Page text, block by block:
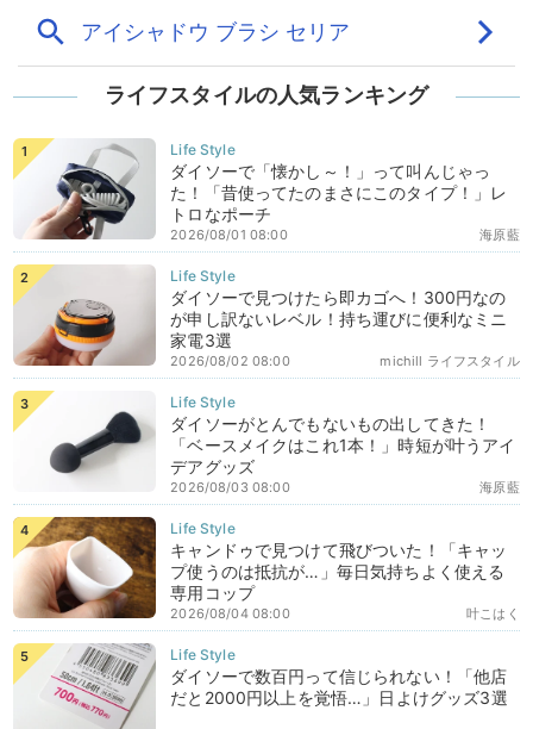
ライフスタイルの人気ランキング
ダイソーで「懐かし～！」って叫んじゃっ
た！「昔使ってたのまさにこのタイプ！」レ
トロなポーチ
海原藍
2026/08/01 08:00
ダイソーで見つけたら即カゴへ！300円なの
が申し訳ないレベル！持ち運びに便利なミニ
家電3選
michill ライフスタイル
2026/08/02 08:00
ダイソーがとんでもないもの出してきた！
「ベースメイクはこれ1本！」時短が叶うアイ
デアグッズ
海原藍
2026/08/03 08:00
キャンドゥで見つけて飛びついた！「キャッ
プ使うのは抵抗が…」毎日気持ちよく使える
専用コップ
叶こはく
2026/08/04 08:00
ダイソーで数百円って信じられない！「他店
だと2000円以上を覚悟…」日よけグッズ3選